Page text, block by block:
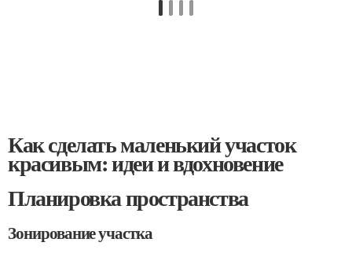
Как сделать маленький участок
красивым: идеи и вдохновение
Планировка пространства
Зонирование участка